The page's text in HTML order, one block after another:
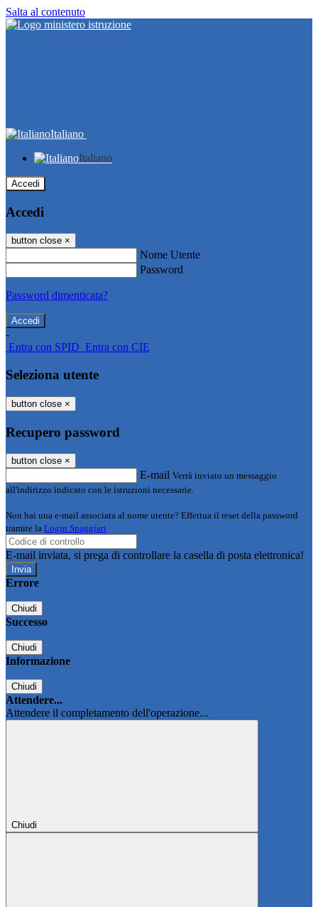
Salta al contenuto
Italiano
Italiano
Accedi
Accedi
button close ×
Nome Utente
Password
Password dimenticata?
-
Entra con SPID Entra con CIE
Seleziona utente
button close ×
Recupero password
button close ×
E-mail Verrà inviato un messaggio
all'indirizzo indicato con le istruzioni necessarie.
Non hai una e-mail associata al nome utente? Effettua il reset della password
tramite la Login Spaggiari
E-mail inviata, si prega di controllare la casella di posta elettronica!
Errore
Chiudi
Successo
Chiudi
Informazione
Chiudi
Attendere...
Attendere il completamento dell'operazione...
Chiudi